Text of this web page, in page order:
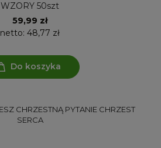
WZORY 50szt
59,99 zł
netto: 48,77 zł
Do koszyka